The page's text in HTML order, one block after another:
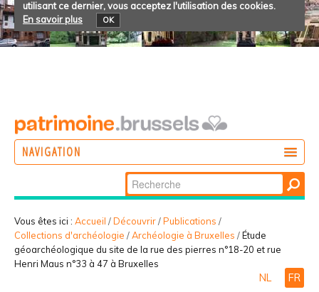
utilisant ce dernier, vous acceptez l'utilisation des cookies.
En savoir plus
OK
NAVIGATION
PARTICIPER
Chercher par
Recherche
avancée…
Vous êtes ici : Accueil /Découvrir/Publications /
Collections d'archéologie /Archéologie à Bruxelles /Étude
géoarchéologique du site de la rue des pierres n°18-20 et rue
Henri Maus n°33 à 47 à Bruxelles
NL FR